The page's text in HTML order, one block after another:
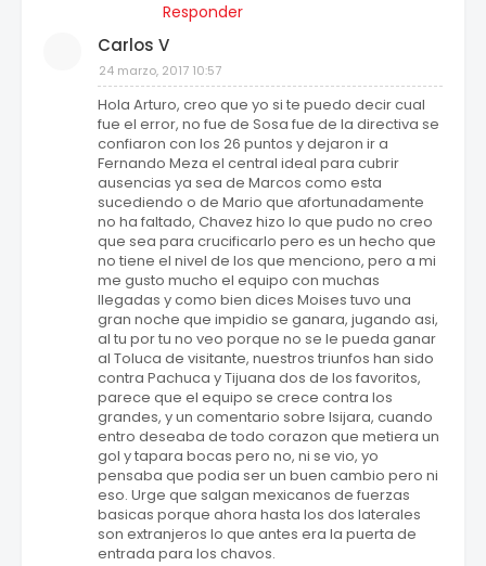
Responder
Carlos V
24 marzo, 2017 10:57
Hola Arturo, creo que yo si te puedo decir cual
fue el error, no fue de Sosa fue de la directiva se
confiaron con los 26 puntos y dejaron ir a
Fernando Meza el central ideal para cubrir
ausencias ya sea de Marcos como esta
sucediendo o de Mario que afortunadamente
no ha faltado, Chavez hizo lo que pudo no creo
que sea para crucificarlo pero es un hecho que
no tiene el nivel de los que menciono, pero a mi
me gusto mucho el equipo con muchas
llegadas y como bien dices Moises tuvo una
gran noche que impidio se ganara, jugando asi,
al tu por tu no veo porque no se le pueda ganar
al Toluca de visitante, nuestros triunfos han sido
contra Pachuca y Tijuana dos de los favoritos,
parece que el equipo se crece contra los
grandes, y un comentario sobre Isijara, cuando
entro deseaba de todo corazon que metiera un
gol y tapara bocas pero no, ni se vio, yo
pensaba que podia ser un buen cambio pero ni
eso. Urge que salgan mexicanos de fuerzas
basicas porque ahora hasta los dos laterales
son extranjeros lo que antes era la puerta de
entrada para los chavos.